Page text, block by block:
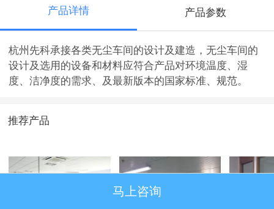
产品详情 产品参数
杭州先科承接各类无尘车间的设计及建造，无尘车间的
设计及选用的设备和材料应符合产品对环境温度、湿
度、洁净度的需求、及最新版本的国家标准、规范。
推荐产品
马上咨询